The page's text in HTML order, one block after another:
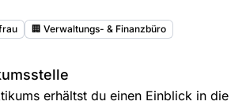
🏢 Verwaltungs- & Finanzbüro
erhältst du einen Einblick in die